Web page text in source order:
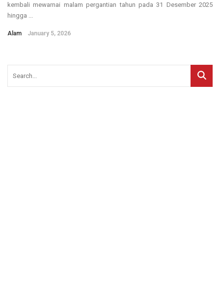
kembali mewarnai malam pergantian tahun pada 31 Desember 2025
hingga ...
Alam January 5, 2026